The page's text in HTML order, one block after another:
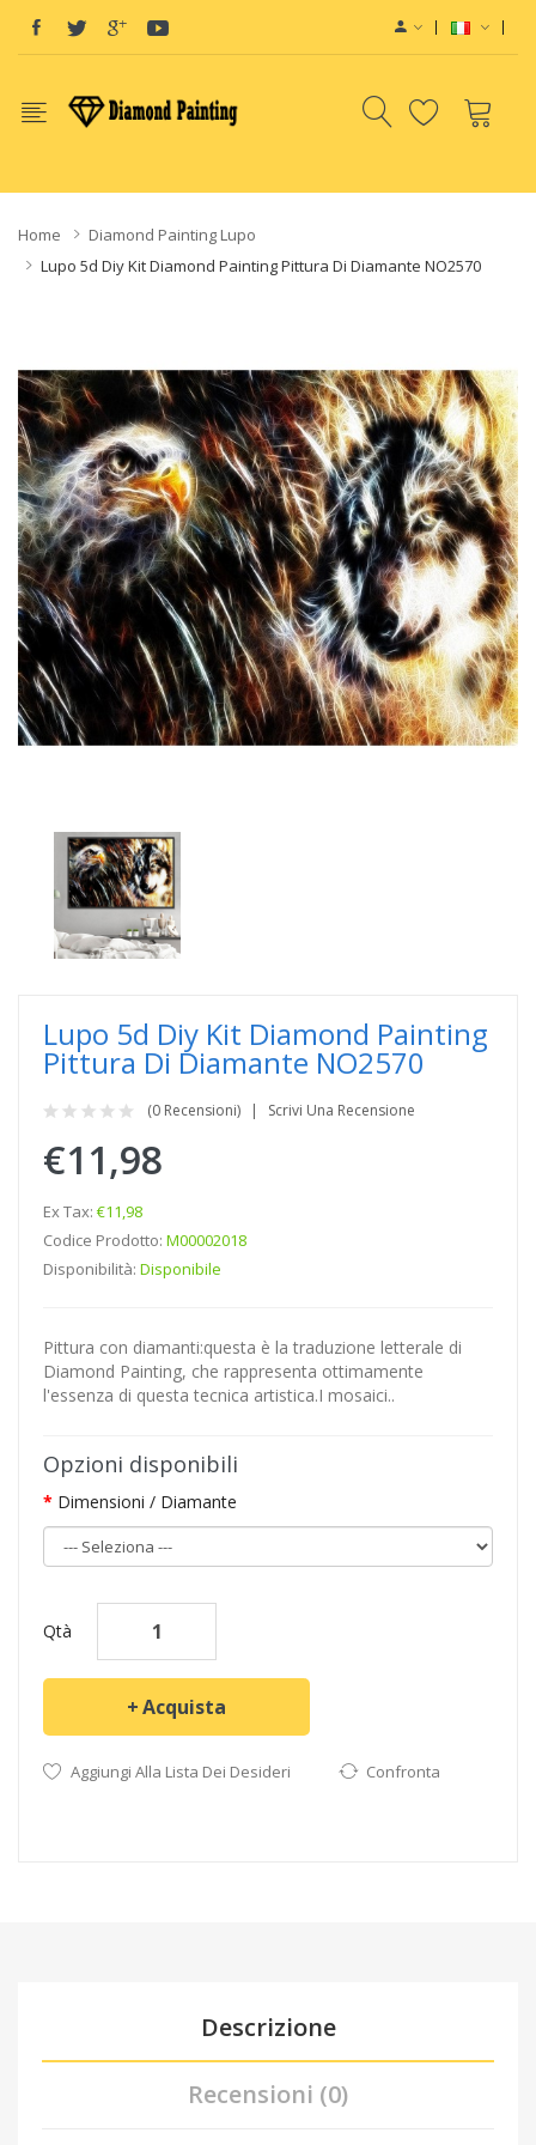
vapor clearanceE-Liquide-Liquidse-JuiceDisposable E-Cigs
Home
Diamond Painting Lupo
Lupo 5d Diy Kit Diamond Painting Pittura Di Diamante NO2570
Lupo 5d Diy Kit Diamond Painting
Pittura Di Diamante NO2570
(0 Recensioni) Scrivi Una Recensione
€11,98
Ex Tax: €11,98
Codice Prodotto: M00002018
Disponibilità: Disponibile
Pittura con diamanti:questa è la traduzione letterale di
Diamond Painting, che rappresenta ottimamente
l'essenza di questa tecnica artistica.I mosaici..
Opzioni disponibili
Dimensioni / Diamante
Qtà
Acquista
Aggiungi Alla Lista Dei Desideri Confronta
Descrizione
Recensioni (0)